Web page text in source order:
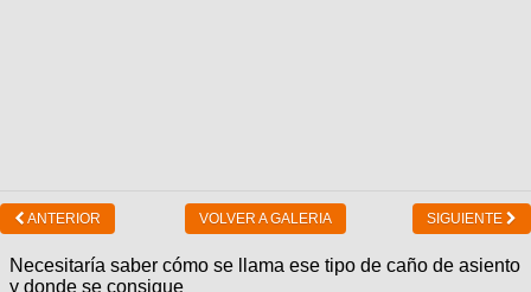
ANTERIOR VOLVER A GALERIA SIGUIENTE
Necesitaría saber cómo se llama ese tipo de caño de asiento
y donde se consigue